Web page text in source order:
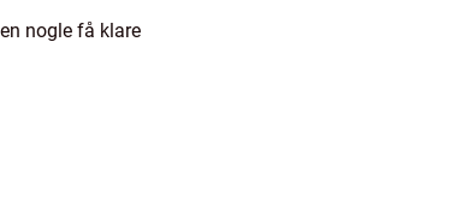
nogle få klare